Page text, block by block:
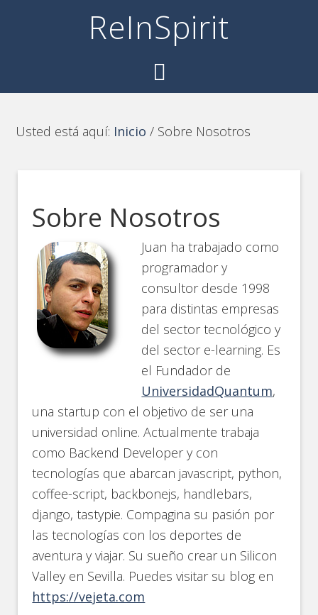
ReInSpirit
Usted está aquí: Inicio / Sobre Nosotros
Sobre Nosotros
Juan ha trabajado como
programador y
consultor desde 1998
para distintas empresas
del sector tecnológico y
del sector e-learning. Es
el Fundador de
UniversidadQuantum,
una startup con el objetivo de ser una
universidad online. Actualmente trabaja
como Backend Developer y con
tecnologías que abarcan javascript, python,
coffee-script, backbonejs, handlebars,
django, tastypie. Compagina su pasión por
las tecnologías con los deportes de
aventura y viajar. Su sueño crear un Silicon
Valley en Sevilla. Puedes visitar su blog en
https://vejeta.com